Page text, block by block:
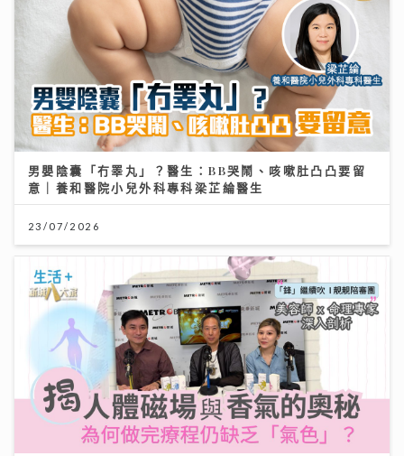
男嬰陰囊「冇睪丸」？醫生：BB哭鬧、咳嗽肚凸凸要留
意｜養和醫院小兒外科專科梁芷綸醫生
23/07/2026